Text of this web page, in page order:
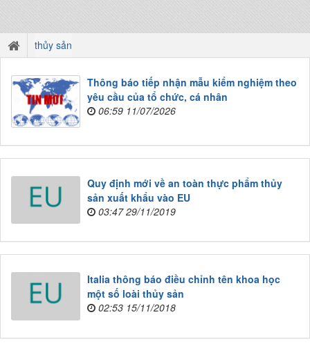
thủy sản
Thông báo tiếp nhận mẫu kiểm nghiệm theo
yêu cầu của tổ chức, cá nhân
06:59 11/07/2026
Quy định mới về an toàn thực phẩm thủy
sản xuất khẩu vào EU
03:47 29/11/2019
Italia thông báo điều chỉnh tên khoa học
một số loài thủy sản
02:53 15/11/2018